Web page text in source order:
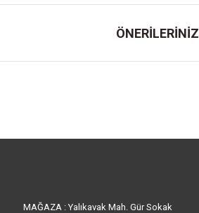
ÖNERİLERİNİZ
MAĞAZA : Yalıkavak Mah. Gür Sokak